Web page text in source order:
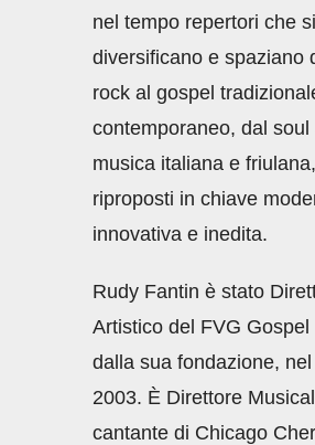
nel tempo repertori che si
diversificano e spaziano
rock al gospel
contemporaneo, dal soul
musica italiana e
riproposti in chiave
innovativa e inedita.
Rudy Fantin è stato
Artistico del FVG Gospel
dalla sua fondazione,
2003. È Direttore
cantante di Chicago